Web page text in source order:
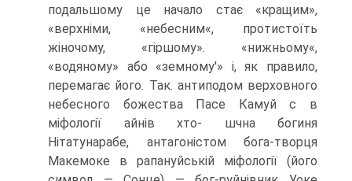
подальшому це начало стає «кращим»,
«верхніми, «небесним«, протистоїть
жіночому, «гіршо­му». «нижньому«,
«водяному» або «земному'» і, як правило,
перемагає його. Так. антиподом верховного
небесного божества Пасе Камуй с в
міфології айнів хто- шчна богиня
Нітатунарабе, антагоністом бога-творця
Макемоке в рапануйській міфології (його